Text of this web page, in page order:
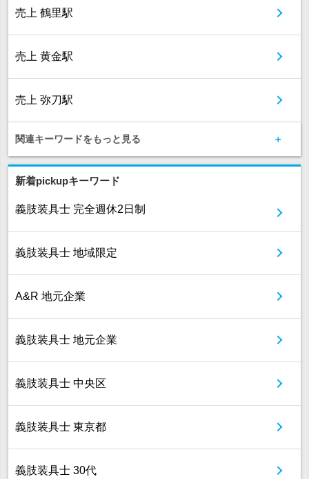
売上 鶴里駅
売上 黄金駅
売上 弥刀駅
関連キーワードをもっと見る
新着pickupキーワード
義肢装具士 完全週休2日制
義肢装具士 地域限定
A&R 地元企業
義肢装具士 地元企業
義肢装具士 中央区
義肢装具士 東京都
義肢装具士 30代